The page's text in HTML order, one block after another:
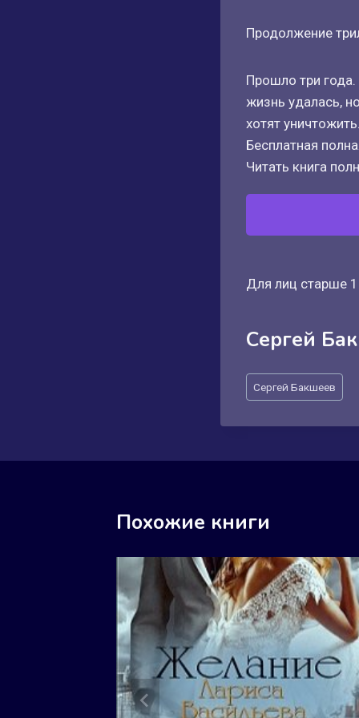
Продолжение
Прошло три года.
жизнь удалась,
хотят
Бесплатная
Читать книга
Для лиц старше
Сергей
Метки
записи:
Сергей Бакшеев
Похожие книги